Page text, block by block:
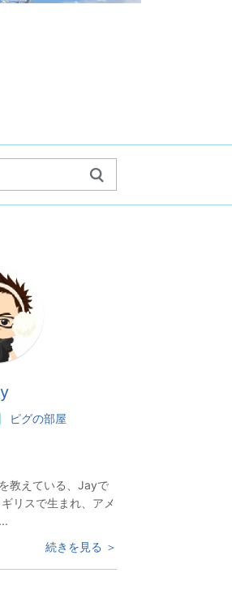
ピグの部屋
教えている、Jayで
リスで生まれ、アメ
続きを見る ＞